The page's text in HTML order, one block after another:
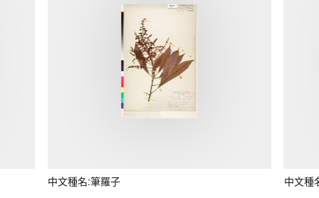
中文種名:筆羅子 中文種